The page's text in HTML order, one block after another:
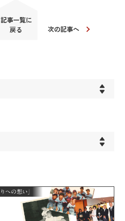
記事一覧に
戻る
次の記事へ